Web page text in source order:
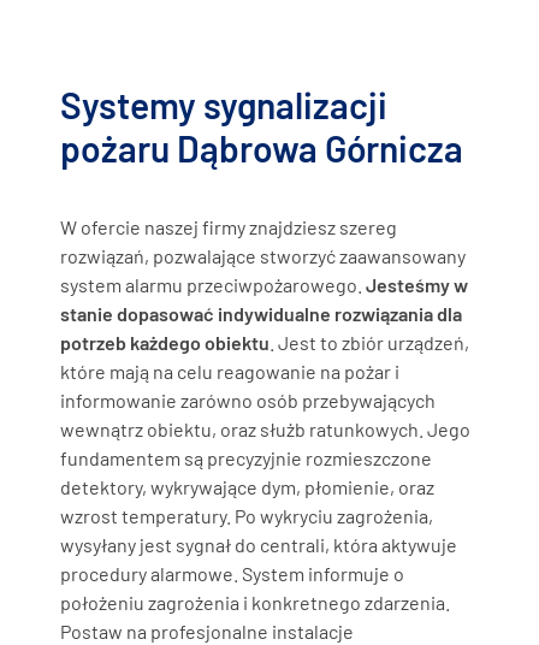
Systemy sygnalizacji
pożaru Dąbrowa Górnicza
W ofercie naszej firmy znajdziesz szereg
rozwiązań, pozwalające stworzyć zaawansowany
system alarmu przeciwpożarowego. Jesteśmy w
stanie dopasować indywidualne rozwiązania dla
potrzeb każdego obiektu . Jest to zbiór urządzeń,
które mają na celu reagowanie na pożar i
informowanie zarówno osób przebywających
wewnątrz obiektu, oraz służb ratunkowych. Jego
fundamentem są precyzyjnie rozmieszczone
detektory, wykrywające dym, płomienie, oraz
wzrost temperatury. Po wykryciu zagrożenia,
wysyłany jest sygnał do centrali, która aktywuje
procedury alarmowe. System informuje o
położeniu zagrożenia i konkretnego zdarzenia.
Postaw na profesjonalne instalacje